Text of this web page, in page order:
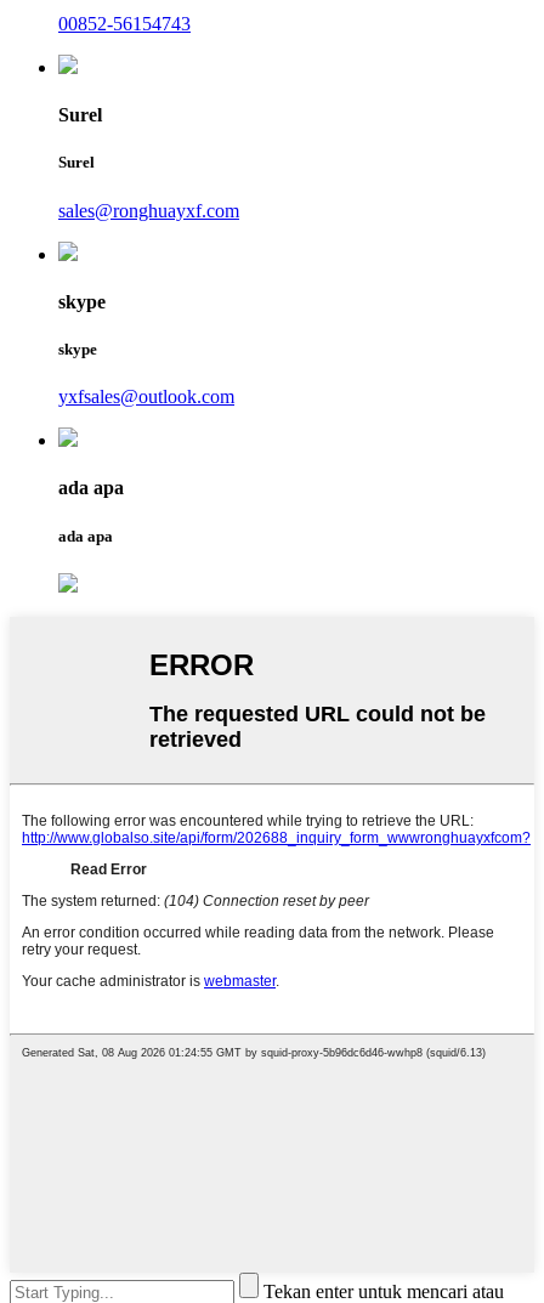
00852-56154743
Surel
Surel
sales@ronghuayxf.com
skype
skype
yxfsales@outlook.com
ada apa
ada apa
Tekan enter untuk mencari atau